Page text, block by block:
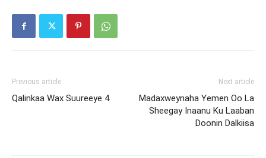
Previous article
Qalinkaa Wax Suureeye 4
Next article
Madaxweynaha Yemen Oo La
Sheegay Inaanu Ku Laaban
Doonin Dalkiisa